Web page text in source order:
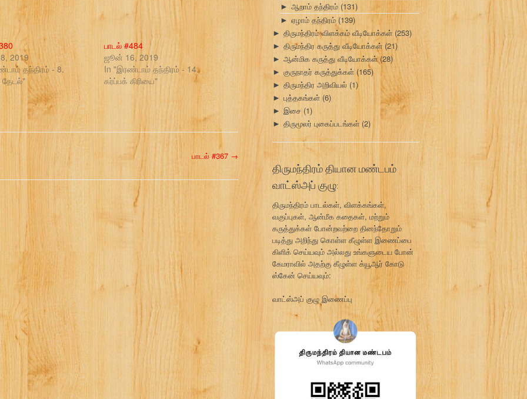
8, 2019
தந்திரம் - 8.
தேடல்"
பாடல் #484
ஜூன் 16, 2019
In "இரண்டாம் தந்திரம் - 14.
கர்ப்பக் கிரியை"
பாடல் #367 →
► ஆறாம் தந்திரம் (131)
► ஏழாம் தந்திரம்(139)
► திருமந்திரம் விளக்கம் வீடியோக்கள் (253)
► திருமந்திர கருத்து வீடியோக்கள் (21)
► ஆன்மிக கருத்து வீடியோக்கள்(28)
► குருநாதர் கருத்துக்கள் (165)
► திருமந்திர அறிவியல் (1)
► புத்தகங்கள் (6)
► இசை (1)
► திருமூலர் புகைப்படங்கள் (2)
திருமந்திரம் தியான மண்டபம்
வாட்ஸ்அப் குழு:
திருமந்திரம் பாடல்கள், விளக்கங்கள்,
வகுப்புகள், ஆன்மீக கதைகள், மற்றும்
கருத்துக்கள் போன்றவற்றை தினந்தோறும்
படித்து அறிந்து கொள்ள கீழுள்ள இணைப்பை
கிளிக் செய்யவும் அல்லது உங்களுடைய போன்
கேமராவில் அதற்கு கீழுள்ள க்யூஆர் கோடு
ஸ்கேன் செய்யவும்:
வாட்ஸ்அப் குழு இணைப்பு